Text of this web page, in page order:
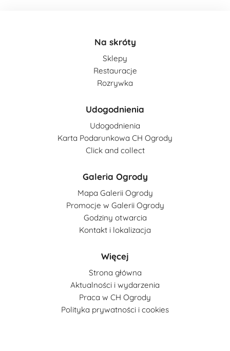
Na skróty
Sklepy
Restauracje
Rozrywka
Udogodnienia
Udogodnienia
Karta Podarunkowa CH Ogrody
Click and collect
Galeria Ogrody
Mapa Galerii Ogrody
Promocje w Galerii Ogrody
Godziny otwarcia
Kontakt i lokalizacja
Więcej
Strona główna
Aktualności i wydarzenia
Praca w CH Ogrody
Polityka prywatności i cookies